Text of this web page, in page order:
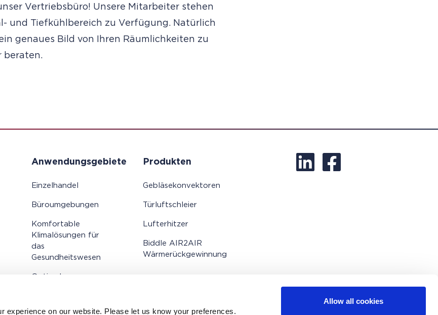
experience on our website. Please let us know your preferences.
Allow all cookies
Vertriebsbüro! Unsere Mitarbeiter stehen
und Tiefkühlbereich zu Verfügung. Natürlich
genaues Bild von Ihren Räumlichkeiten zu
beraten.
Anwendungsgebiete
Einzelhandel
Büroumgebungen
Komfortable
Klimalösungen für
das
Gesundheitswesen
Optimale
Produkten
Gebläsekonvektoren
Türluftschleier
Lufterhitzer
Biddle AIR2AIR
Wärmerückgewinnung